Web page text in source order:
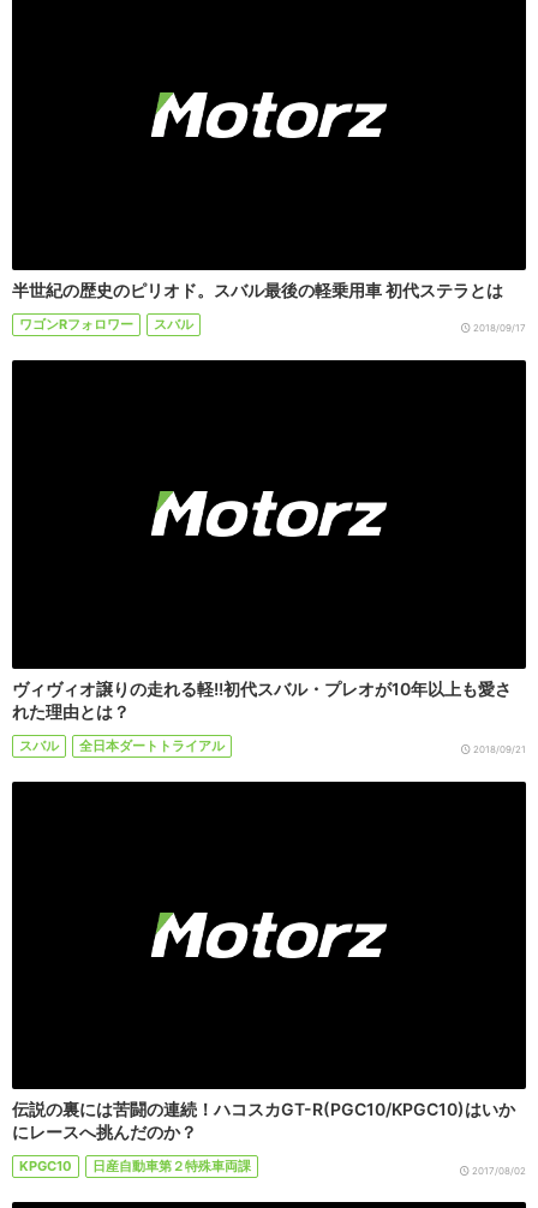
半世紀の歴史のピリオド。スバル最後の軽乗用車 初代ステラとは
ワゴンRフォロワー スバル 2018/09/17
ヴィヴィオ譲りの走れる軽!!初代スバル・プレオが10年以上も愛さ
れた理由とは？
スバル 全日本ダートトライアル 2018/09/21
伝説の裏には苦闘の連続！ハコスカGT-R(PGC10/KPGC10)はいか
にレースへ挑んだのか？
KPGC10 日産自動車第２特殊車両課 2017/08/02